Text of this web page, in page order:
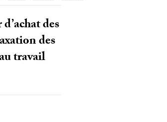
des
des
travail